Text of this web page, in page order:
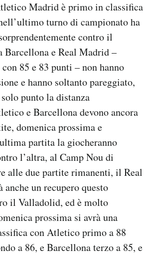
Madrid è primo in classifica
turno di campionato ha
contro il
Barcellona e Real Madrid –
con 85 e 83 punti – non hanno
e hanno soltanto pareggiato,
punto la distanza
e Barcellona devono ancora
domenica prossima e
partita la giocheranno
l’altra, al Camp Nou di
alle due partite rimanenti, il Real
un recupero questo
il Valladolid, ed è molto
prossima si avrà una
con Atletico primo a 88
a 86, e Barcellona terzo a 85, e